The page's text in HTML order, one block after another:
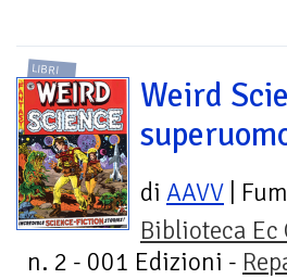
LIBRI
Weird
di AAVV |
Biblioteca Ec
n. 2 - 001 Edizioni -